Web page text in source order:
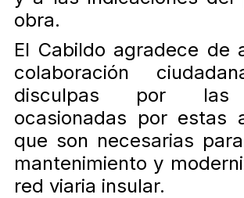
obra.
El Cabildo agradece de
colaboración
disculpas por las
ocasionadas por estas
que son necesarias
mantenimiento y
red viaria insular.